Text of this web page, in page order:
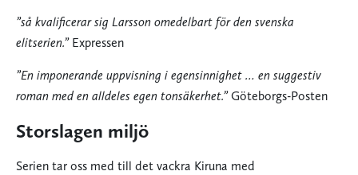
”så kvalificerar sig Larsson omedelbart för den svenska
elitserien.”Expressen
”En imponerande uppvisning i egensinnighet … en suggestiv
roman med en alldeles egen tonsäkerhet.”Göteborgs-Posten
Storslagen miljö
Serien tar oss med till det vackra Kiruna med